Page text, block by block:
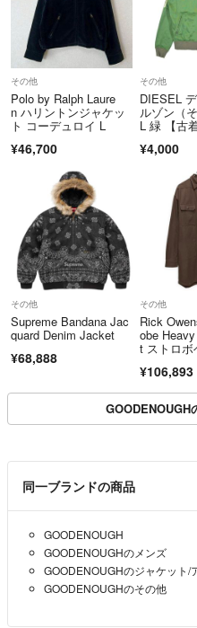
こちらのアカウントはラクマ公
す。
▼特商法
https://fril.jp/ts/official/law/a296/
▼返品特約
https://fril.jp/ts/official/law/a296/
▼適格請求書発行事業
【発送前】に取引メッセージでご
※発送後の郵送やメール送付には
その他
Polo by Ralph Laure
n ハリントンジャケッ
ト コーデュロイ L
¥46,700
その他
DIESEL
ルゾン（
L 緑 【古
¥4,000
その他
Supreme Bandana Jac
quard Denim Jacket
¥68,888
その他
Rick
obe
t ストロボ
ト ブラウ
ン
¥106,893
GOODENOUGH
同一ブランドの商品
GOODENOUGH
GOODENOUGHのメンズ
GOODENOUGHのジャケット/
GOODENOUGHのその他